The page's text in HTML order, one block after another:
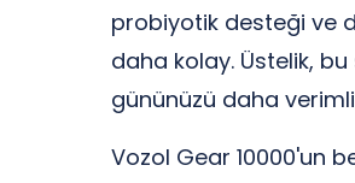
probiyotik desteği ve
daha kolay. Üstelik,
gününüzü daha
Vozol Gear 10000'un